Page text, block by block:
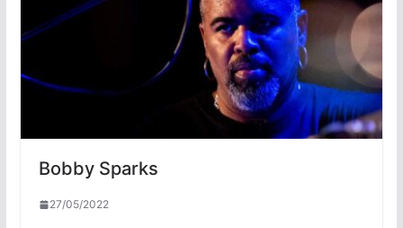
Bobby Sparks
27/05/2022